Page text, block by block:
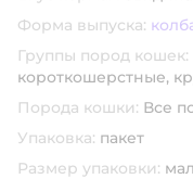
Форма выпуска:
Группы пород кошек:
короткошерстные,
Порода кошки: Все
Упаковка: пакет
Размер упаковки: